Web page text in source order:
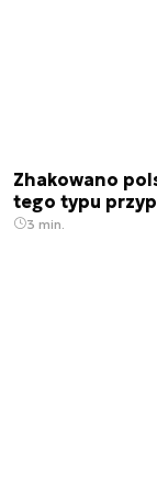
Zhakowano
tego typu
3 min.